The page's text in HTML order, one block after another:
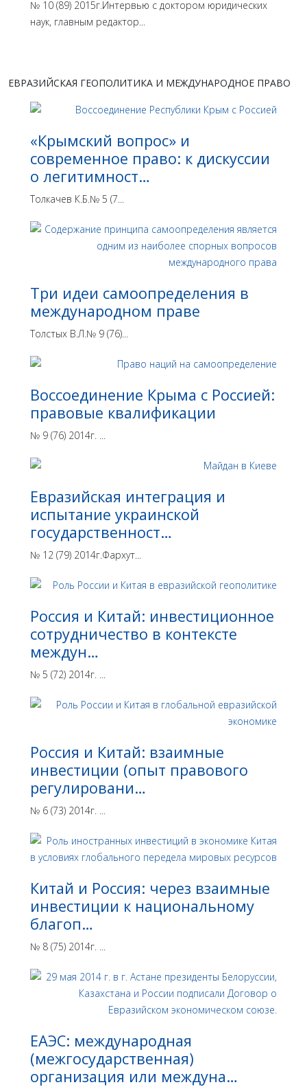
№ 10 (89) 2015г.Интервью с доктором юридических
наук, главным редактор...
ЕВРАЗИЙСКАЯ ГЕОПОЛИТИКА И МЕЖДУНАРОДНОЕ ПРАВО
«Крымский вопрос» и
современное право: к дискуссии
о легитимност…
Толкачев К.Б.№ 5 (7...
Три идеи самоопределения в
международном праве
Толстых В.Л.№ 9 (76)...
Воссоединение Крыма с Россией:
правовые квалификации
№ 9 (76) 2014г. ...
Евразийская интеграция и
испытание украинской
государственност…
№ 12 (79) 2014г.Фархут...
Россия и Китай: инвестиционное
сотрудничество в контексте
междун…
№ 5 (72) 2014г. ...
Россия и Китай: взаимные
инвестиции (опыт правового
регулировани…
№ 6 (73) 2014г. ...
Китай и Россия: через взаимные
инвестиции к национальному
благоп…
№ 8 (75) 2014г. ...
ЕАЭС: международная
(межгосударственная)
организация или междуна…